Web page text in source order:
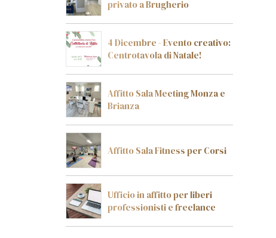
privato a Brugherio
4 Dicembre - Evento creativo:
Centrotavola di Natale!
Affitto Sala Meeting Monza e
Brianza
Affitto Sala Fitness per Corsi
Ufficio in affitto per liberi
professionisti e freelance